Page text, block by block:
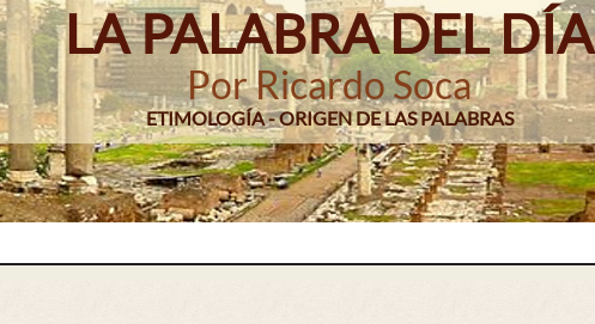
LA PALABRA DEL DÍA
Por Ricardo Soca
ETIMOLOGÍA - ORIGEN DE LAS PALABRAS